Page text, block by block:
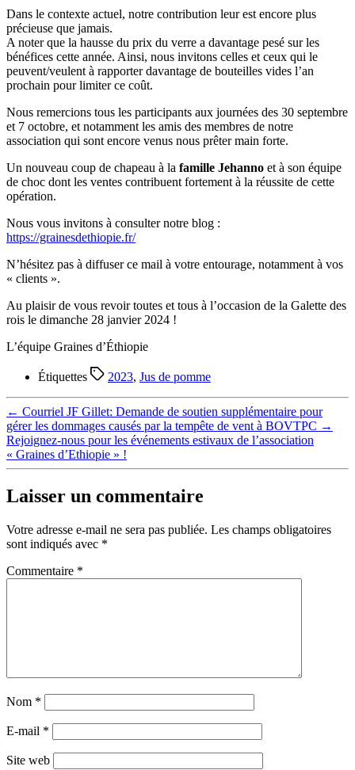
Dans le contexte actuel, notre contribution leur est encore plus
précieuse que jamais.
A noter que la hausse du prix du verre a davantage pesé sur les
bénéfices cette année. Ainsi, nous invitons celles et ceux qui le
peuvent/veulent à rapporter davantage de bouteilles vides l’an
prochain pour limiter ce coût.
Nous remercions tous les participants aux journées des 30 septembre
et 7 octobre, et notamment les amis des membres de notre
association qui sont encore venus nous prêter main forte.
Un nouveau coup de chapeau à la famille Jehanno et à son équipe
de choc dont les ventes contribuent fortement à la réussite de cette
opération.
Nous vous invitons à consulter notre blog :
https://grainesdethiopie.fr/
N’hésitez pas à diffuser ce mail à votre entourage, notamment à vos
« clients ».
Au plaisir de vous revoir toutes et tous à l’occasion de la Galette des
rois le dimanche 28 janvier 2024 !
L’équipe Graines d’Éthiopie
Étiquettes 2023, Jus de pomme
← Courriel JF Gillet: Demande de soutien supplémentaire pour
gérer les dommages causés par la tempête de vent à BOVTPC →
Rejoignez-nous pour les événements estivaux de l’association
« Graines d’Ethiopie » !
Laisser un commentaire
Votre adresse e-mail ne sera pas publiée. Les champs obligatoires
sont indiqués avec *
Commentaire *
Nom *
E-mail *
Site web